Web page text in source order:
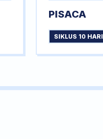
PISACA
SIKLUS 10 HARI